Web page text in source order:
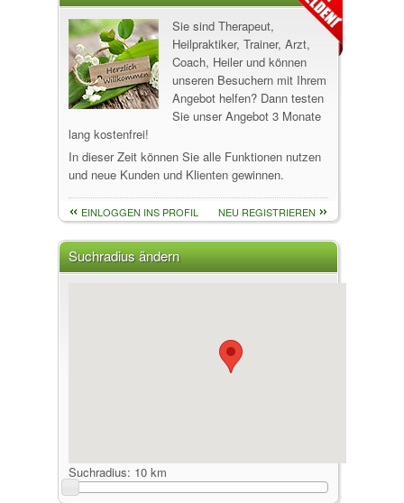
Sie sind Therapeut,
Heilpraktiker, Trainer, Arzt,
Coach, Heiler und können
unseren Besuchern mit Ihrem
Angebot helfen? Dann testen
Sie unser Angebot 3 Monate
lang kostenfrei!
In dieser Zeit können Sie alle Funktionen nutzen
und neue Kunden und Klienten gewinnen.
EINLOGGEN INS PROFIL NEU REGISTRIEREN
Suchradius ändern
Suchradius: 10 km